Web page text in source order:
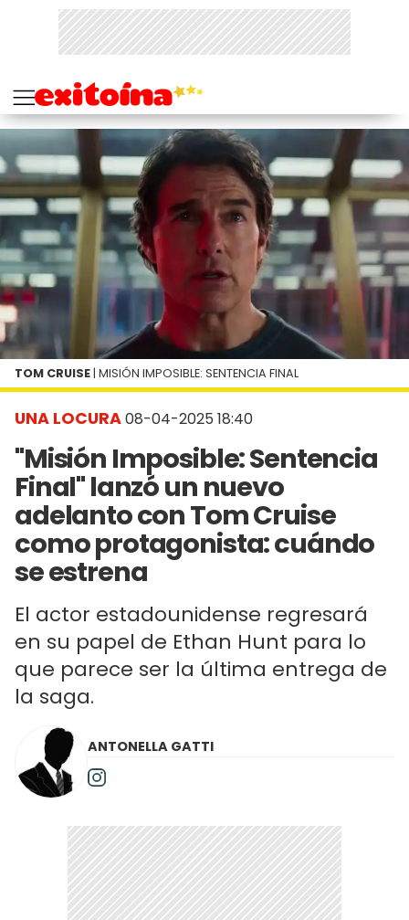
UNA LOCURA08-04-2025 18:40
"Misión Imposible: Sentencia
Final" lanzó un nuevo
adelanto con Tom Cruise
como protagonista: cuándo
se estrena
El actor estadounidense regresará
en su papel de Ethan Hunt para lo
que parece ser la última entrega de
la saga.
TOM CRUISE | MISIÓN IMPOSIBLE: SENTENCIA FINAL
ANTONELLA GATTI